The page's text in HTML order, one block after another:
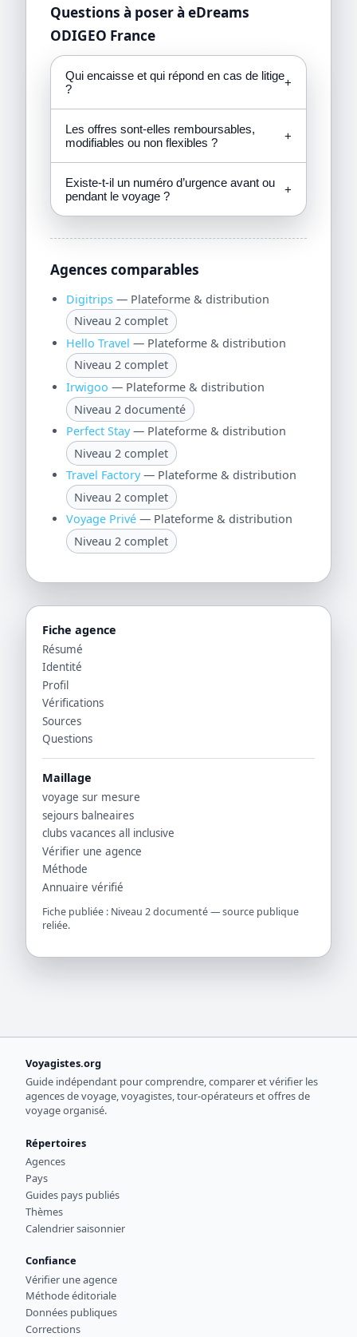
Questions à poser à eDreams
ODIGEO France
Qui encaisse et qui répond en cas de litige
?
+
Les offres sont-elles remboursables,
modifiables ou non flexibles ?
+
Existe-t-il un numéro d’urgence avant ou
pendant le voyage ?
+
Agences comparables
Digitrips— Plateforme & distribution
Niveau 2 complet
Hello Travel — Plateforme & distribution
Niveau 2 complet
Irwigoo — Plateforme & distribution
Niveau 2 documenté
Perfect Stay— Plateforme & distribution
Niveau 2 complet
Travel Factory— Plateforme & distribution
Niveau 2 complet
Voyage Privé— Plateforme & distribution
Niveau 2 complet
Fiche agence
Résumé
Identité
Profil
Vérifications
Sources
Questions
Maillage
voyage sur mesure
sejours balneaires
clubs vacances all inclusive
Vérifier une agence
Méthode
Annuaire vérifié
Fiche publiée : Niveau 2 documenté — source publique
reliée.
Voyagistes.org
Guide indépendant pour comprendre, comparer et vérifier les
agences de voyage, voyagistes, tour-opérateurs et offres de
voyage organisé.
Répertoires
Agences
Pays
Guides pays publiés
Thèmes
Calendrier saisonnier
Confiance
Vérifier une agence
Méthode éditoriale
Données publiques
Corrections